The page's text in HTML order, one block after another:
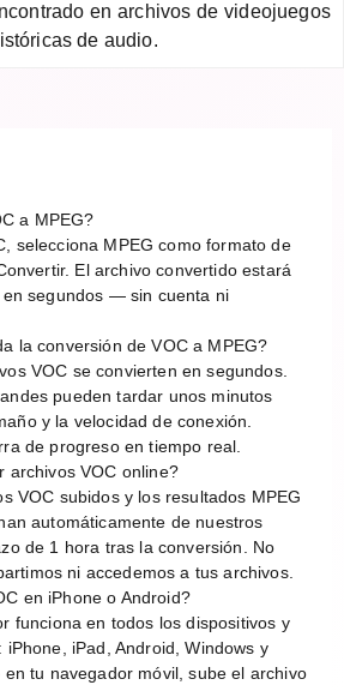
en archivos de videojuegos
de audio.
a MPEG?
selecciona MPEG como formato de
El archivo convertido estará
segundos — sin cuenta ni
la conversión de VOC a MPEG?
VOC se convierten en segundos.
pueden tardar unos minutos
y la velocidad de conexión.
de progreso en tiempo real.
archivos VOC online?
VOC subidos y los resultados MPEG
automáticamente de nuestros
de 1 hora tras la conversión. No
ni accedemos a tus archivos.
en iPhone o Android?
funciona en todos los dispositivos y
iPad, Android, Windows y
en tu navegador móvil, sube el archivo